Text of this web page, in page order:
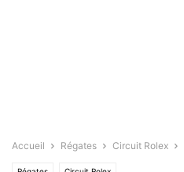
Accueil Régates Circuit Rolex